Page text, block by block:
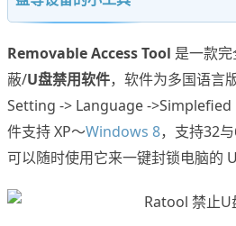
Removable Access Tool 是一款
蔽/U盘禁用软件，软件为多国语言
Setting -> Language ->Simplefied
件支持 XP～Windows 8，支持32
可以随时使用它来一键封锁电脑的